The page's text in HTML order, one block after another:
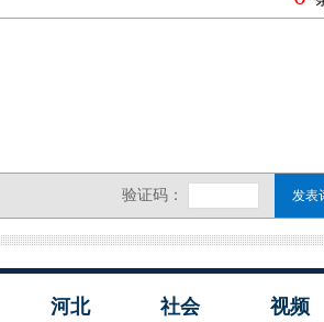
河北 社会 视频